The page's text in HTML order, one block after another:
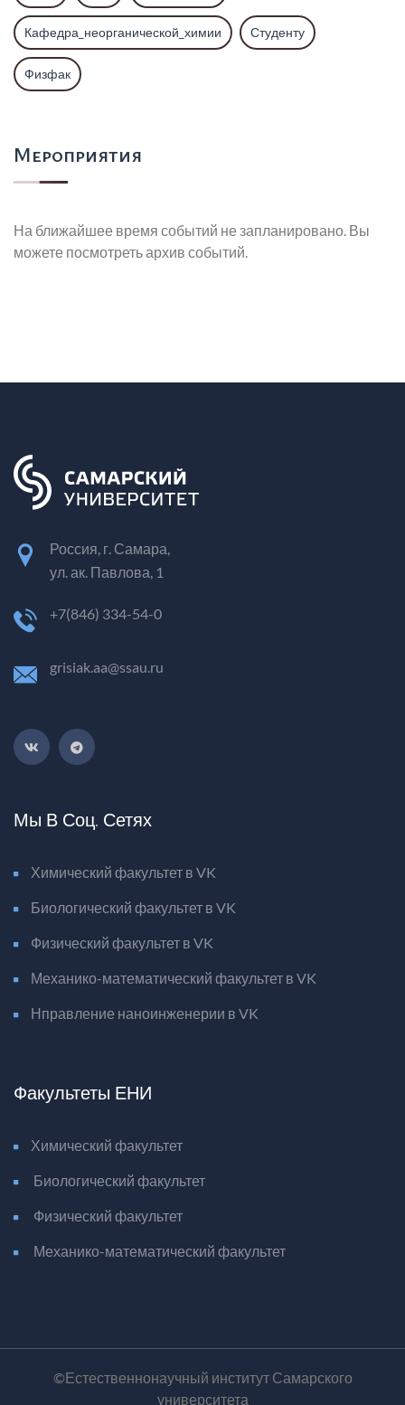
Кафедра_неорганической_химии Студенту
Физфак
Мероприятия
На ближайшее время событий не запланировано. Вы
можете посмотреть архив событий.
Россия, г. Самара,
ул. ак. Павлова, 1
+7(846) 334-54-0
grisiak.aa@ssau.ru
Мы В Соц. Сетях
Химический факультет в VK
Биологический факультет в VK
Физический факультет в VK
Механико-математический факультет в VK
Нправление наноинженерии в VK
Факультеты ЕНИ
Химический факультет
Биологический факультет
Физический факультет
Механико-математический факультет
©Естественнонаучный институт Самарского
университета